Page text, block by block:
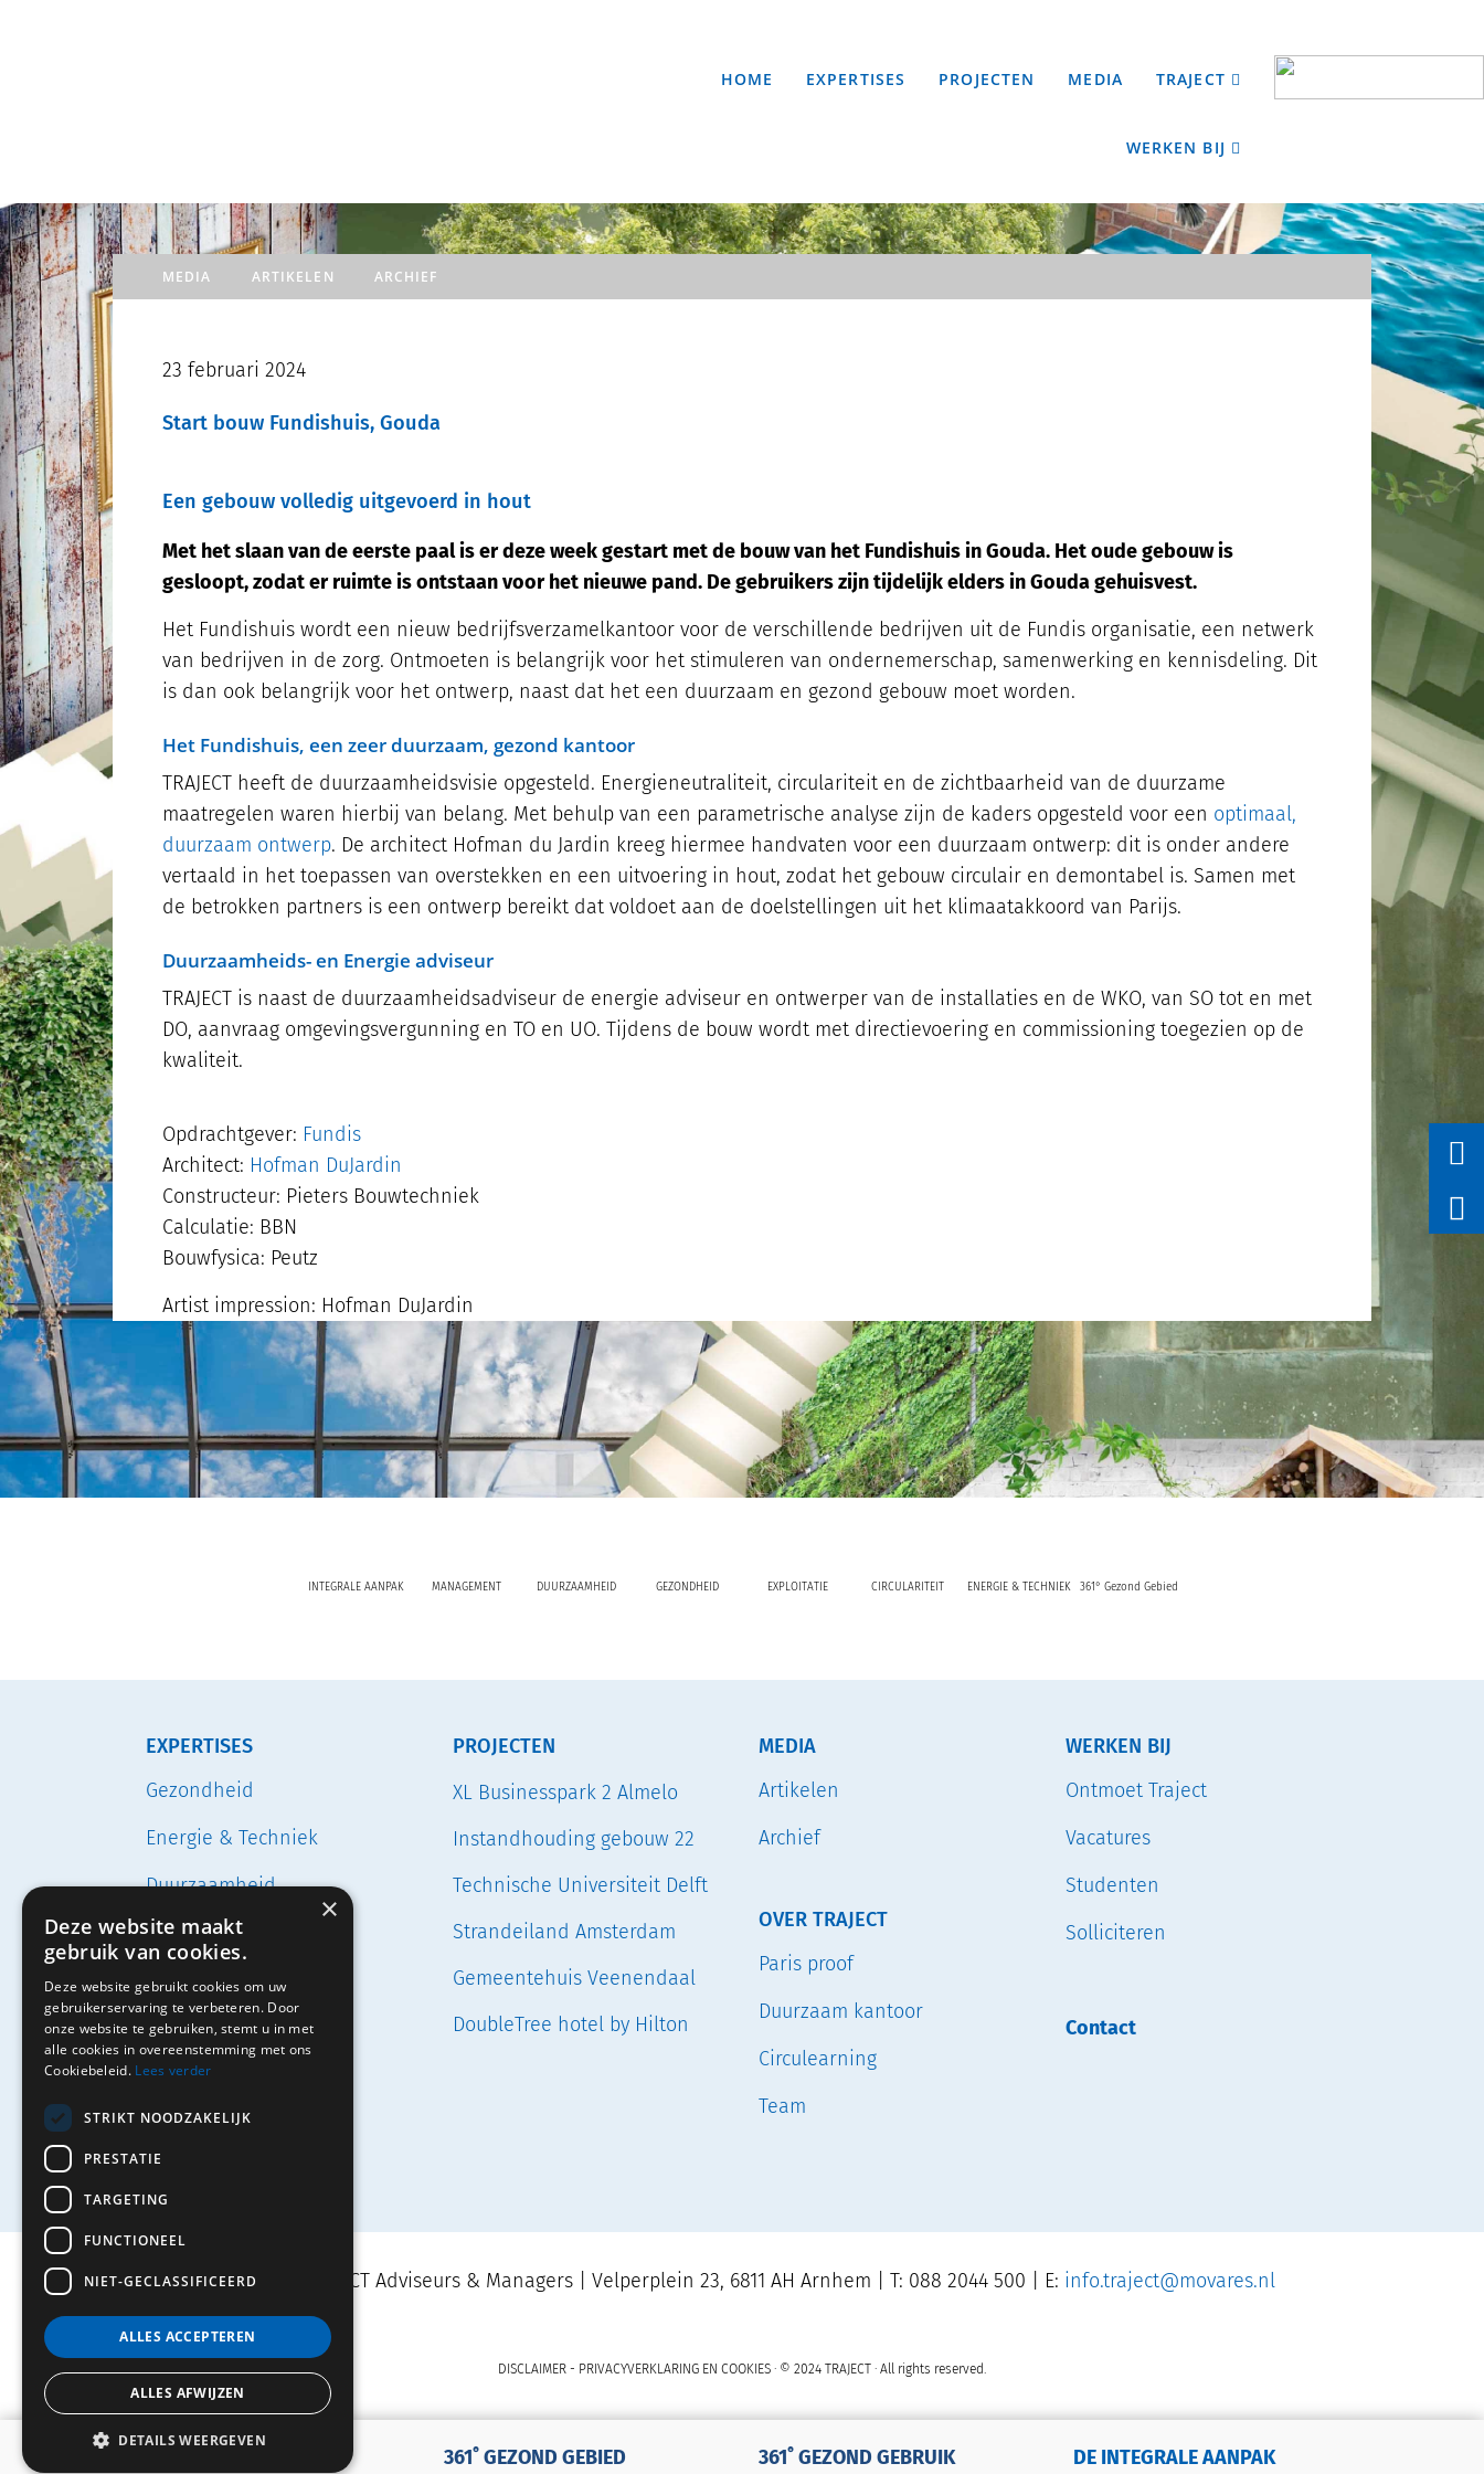
Rechts
HOME EXPERTISES PROJECTEN MEDIA TRAJECT
WERKEN BIJ
MEDIA ARTIKELEN ARCHIEF
23 februari 2024
Start bouw Fundishuis, Gouda
Een gebouw volledig uitgevoerd in hout
Met het slaan van de eerste paal is er deze week gestart met de bouw van het Fundishuis in Gouda. Het oude gebouw is
gesloopt, zodat er ruimte is ontstaan voor het nieuwe pand. De gebruikers zijn tijdelijk elders in Gouda gehuisvest.
Het Fundishuis wordt een nieuw bedrijfsverzamelkantoor voor de verschillende bedrijven uit de Fundis organisatie, een netwerk
van bedrijven in de zorg. Ontmoeten is belangrijk voor het stimuleren van ondernemerschap, samenwerking en kennisdeling. Dit
is dan ook belangrijk voor het ontwerp, naast dat het een duurzaam en gezond gebouw moet worden.
Het Fundishuis, een zeer duurzaam, gezond kantoor
TRAJECT heeft de duurzaamheidsvisie opgesteld. Energieneutraliteit, circulariteit en de zichtbaarheid van de duurzame
maatregelen waren hierbij van belang. Met behulp van een parametrische analyse zijn de kaders opgesteld voor een optimaal,
duurzaam ontwerp. De architect Hofman du Jardin kreeg hiermee handvaten voor een duurzaam ontwerp: dit is onder andere
vertaald in het toepassen van overstekken en een uitvoering in hout, zodat het gebouw circulair en demontabel is. Samen met
de betrokken partners is een ontwerp bereikt dat voldoet aan de doelstellingen uit het klimaatakkoord van Parijs.
Duurzaamheids- en Energie adviseur
TRAJECT is naast de duurzaamheidsadviseur de energie adviseur en ontwerper van de installaties en de WKO, van SO tot en met
DO, aanvraag omgevingsvergunning en TO en UO. Tijdens de bouw wordt met directievoering en commissioning toegezien op de
kwaliteit.
Opdrachtgever: Fundis
Architect: Hofman DuJardin
Constructeur: Pieters Bouwtechniek
Calculatie: BBN
Bouwfysica: Peutz
Artist impression: Hofman DuJardin
INTEGRALE AANPAK MANAGEMENT DUURZAAMHEID GEZONDHEID EXPLOITATIE CIRCULARITEIT ENERGIE & TECHNIEK 361° Gezond Gebied
EXPERTISES
Gezondheid
Energie & Techniek
Duurzaamheid
Circulariteit
Exploitatie
Projectmanagement
PROJECTEN
XL Businesspark 2 Almelo
Instandhouding gebouw 22
Technische Universiteit Delft
Strandeiland Amsterdam
Gemeentehuis Veenendaal
DoubleTree hotel by Hilton
MEDIA
Artikelen
Archief
OVER TRAJECT
Paris proof
Duurzaam kantoor
Circulearning
Team
WERKEN BIJ
Ontmoet Traject
Vacatures
Studenten
Solliciteren
Contact
Movares | TRAJECT Adviseurs & Managers | Velperplein 23, 6811 AH Arnhem | T: 088 2044 500 | E: info.traject@movares.nl
DISCLAIMER - PRIVACYVERKLARING EN COOKIES · © 2024 TRAJECT · All rights reserved.
361˚ GEZOND GEBIED 361˚ GEZOND GEBRUIK DE INTEGRALE AANPAK
×
Deze website maakt
gebruik van cookies.
Deze website gebruikt cookies om uw
gebruikerservaring te verbeteren. Door
onze website te gebruiken, stemt u in met
alle cookies in overeenstemming met ons
Cookiebeleid. Lees verder
STRIKT NOODZAKELIJK
PRESTATIE
TARGETING
FUNCTIONEEL
NIET-GECLASSIFICEERD
ALLES ACCEPTEREN
ALLES AFWIJZEN
DETAILS WEERGEVEN